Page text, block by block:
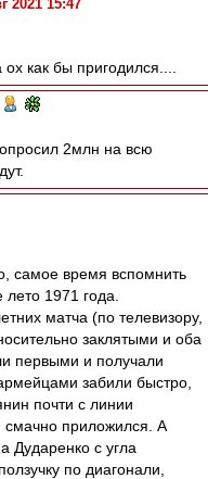
2021 15:47
как бы пригодился....
2млн на всю
самое время вспомнить
1971 года.
матча (по телевизору,
заклятыми и оба
первыми и получали
забили быстро,
почти с линии
смачно приложился. А
Дударенко с угла
по диагонали,